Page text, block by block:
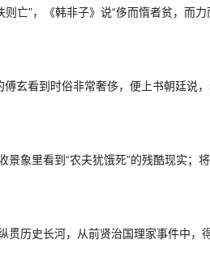
亡”，《韩非子》说“侈而惰者贫，而
玄看到时俗非常奢侈，便上书朝廷说
象里看到“农夫犹饿死”的残酷现实；
贯历史长河，从前贤治国理家事件中